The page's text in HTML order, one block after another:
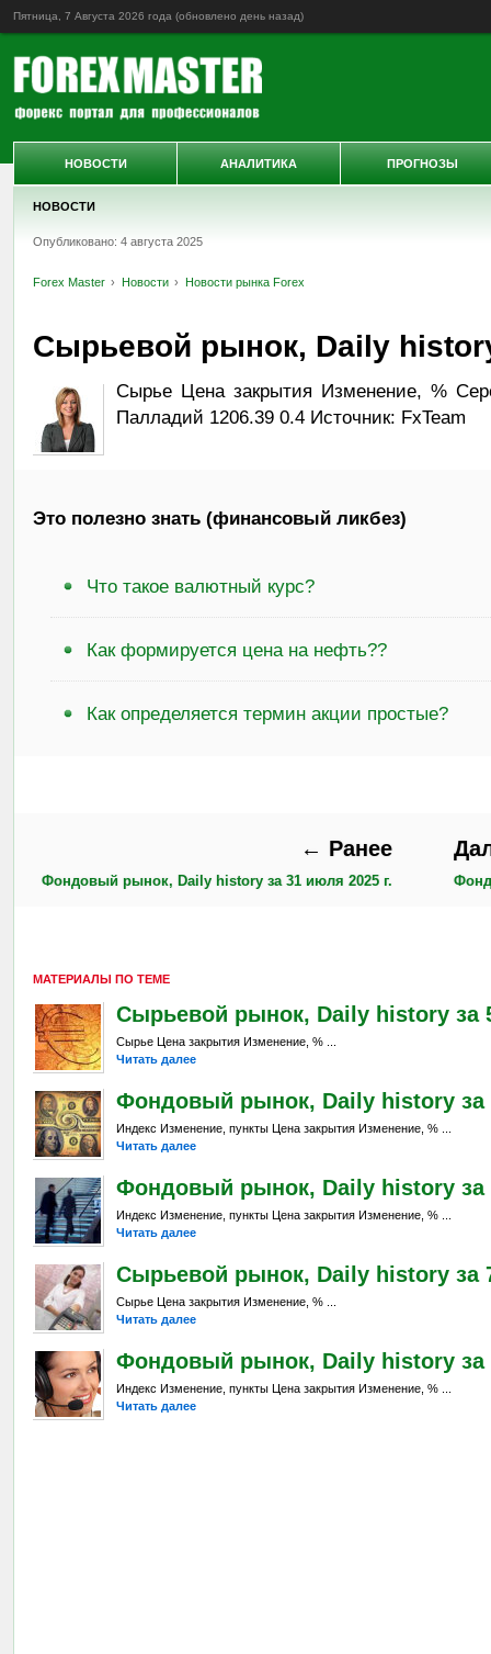
Пятница, 7 Августа 2026 года (обновлено день назад)
НОВОСТИ
Опубликовано: 4 августа 2025
Forex Master Новости Новости рынка Forex
Сырьевой рынок, Daily history
Сырье Цена закрытия Изменение, %
Палладий 1206.39 0.4 Источник: FxTeam
Это полезно знать (финансовый ликбез)
Что такое валютный курс?
Как формируется цена на нефть??
Как определяется термин акции простые?
← Ранее
Фондовый рынок, Daily history за 31 июля 2025 г.
МАТЕРИАЛЫ ПО ТЕМЕ
Сырьевой рынок, Daily history за
Сырье Цена закрытия Изменение, % ...
Читать далее
Фондовый рынок, Daily history за
Индекс Изменение, пункты Цена закрытия Изменение, % ...
Читать далее
Фондовый рынок, Daily history за
Индекс Изменение, пункты Цена закрытия Изменение, % ...
Читать далее
Сырьевой рынок, Daily history за
Сырье Цена закрытия Изменение, % ...
Читать далее
Фондовый рынок, Daily history за
Индекс Изменение, пункты Цена закрытия Изменение, % ...
Читать далее
НОВОСТИ АНАЛИТИКА ПРОГНОЗЫ